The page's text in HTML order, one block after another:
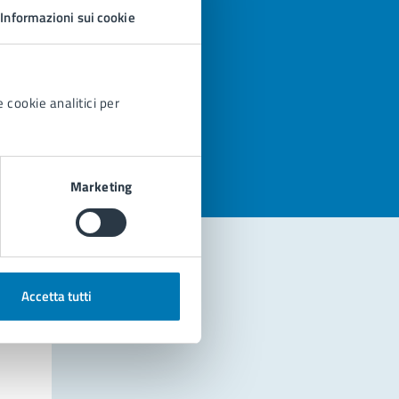
Informazioni sui cookie
cookie analitici per
Marketing
Accetta tutti